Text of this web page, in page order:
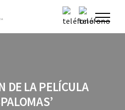
DE LA PELÍCULA